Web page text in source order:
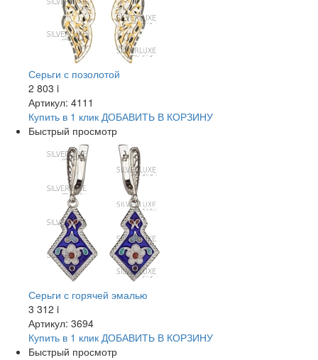
Серьги с позолотой
2 803 i
Артикул: 4111
Купить в 1 клик ДОБАВИТЬ В КОРЗИНУ
Быстрый просмотр
Серьги с горячей эмалью
3 312 i
Артикул: 3694
Купить в 1 клик ДОБАВИТЬ В КОРЗИНУ
Быстрый просмотр